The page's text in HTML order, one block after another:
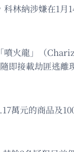
林納涉嫌在1月
火龍」（
即接載劫匪逃離
萬元的商品及